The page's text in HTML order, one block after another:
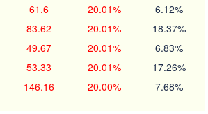
61.6 20.01% 6.12%
83.62 20.01% 18.37%
49.67 20.01% 6.83%
53.33 20.01% 17.26%
146.16 20.00% 7.68%